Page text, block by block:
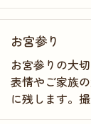
お宮参り
お宮参りの大
表情やご家族
に残します。